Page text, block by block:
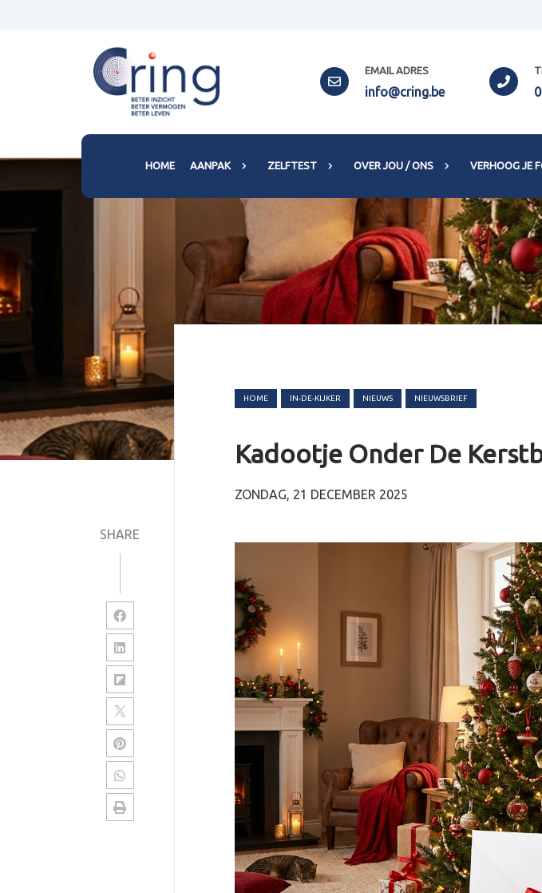
EMAIL ADRES
info@cring.be
HOME AANPAK ZELFTEST OVER JOU / ONS VERHOOG JE
SHARE
HOME IN-DE-KIJKER NIEUWS NIEUWSBRIEF
Kadootje Onder De
ZONDAG, 21 DECEMBER 2025